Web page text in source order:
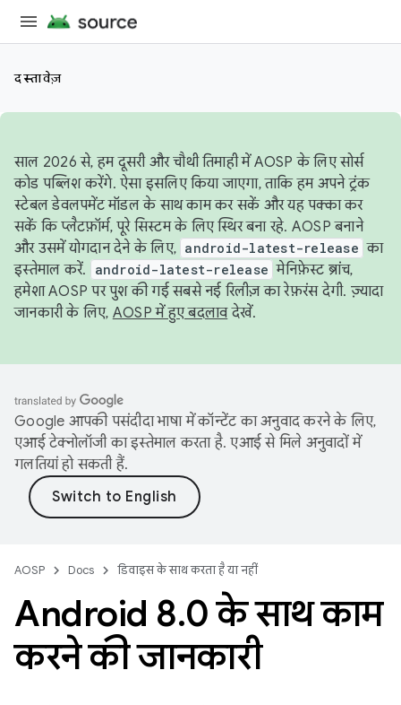
दस्तावेज़
साल 2026 से, हम दूसरी और चौथी तिमाही में AOSP के लिए सोर्स
कोड पब्लिश करेंगे. ऐसा इसलिए किया जाएगा, ताकि हम अपने ट्रंक
स्टेबल डेवलपमेंट मॉडल के साथ काम कर सकें और यह पक्का कर
सकें कि प्लैटफ़ॉर्म, पूरे सिस्टम के लिए स्थिर बना रहे. AOSP बनाने
और उसमें योगदान देने के लिए, android-latest-release का
इस्तेमाल करें.
android-latest-release मेनिफ़ेस्ट ब्रांच,
हमेशा AOSP पर पुश की गई सबसे नई रिलीज़ का रेफ़रंस देगी. ज़्यादा
जानकारी के लिए, AOSP में हुए बदलावदेखें.
Google आपकी पसंदीदा भाषा में कॉन्टेंट का अनुवाद करने के लिए,
एआई टेक्नोलॉजी का इस्तेमाल करता है. एआई से मिले अनुवादों में
गलतियां हो सकती हैं.
AOSP Docs डिवाइस के साथ करता है या नहीं
Android 8.0 के साथ काम
करने की जानकारी